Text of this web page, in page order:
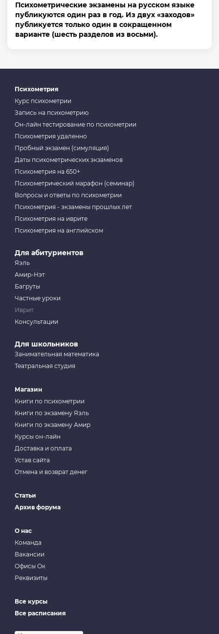
Психометрические экзамены на русском языке
публикуются один раз в год. Из двух «заходов»
публикуется только один в сокращенном
варианте (шесть разделов из восьми).
Психометрия
Курс психометрии
Запись на психометрию
Он-лайн тестирование по психометрии
Психометрия удаленно
Пробный экзамен (симуляция)
Даты психометрических экзаменов
Психометрия на 650+
Психометрический марафон (семинар)
Вопросы и ответы по психометрии
Психометрия - экзамены прошлых лет
Психометрия на иврите
Психометрия на английском
Для абитуриентов
Яэль
Амир-Нэт
Багруты
Частные уроки
Иврит
Консультации
Для школьников
Занимательная математика
Театральная студия
Магазин
Книги по психометрии
Книги по экзамену Яэль
Книги по экзамену Амир
Курсы он-лайн
Доставка и оплата
Устав сайта
Отмена и возврат денег
Статьи
Архив форума
О нас
Команда
Вакансии
Офисы Ок
Реквизиты
Все курсы
Все расписания